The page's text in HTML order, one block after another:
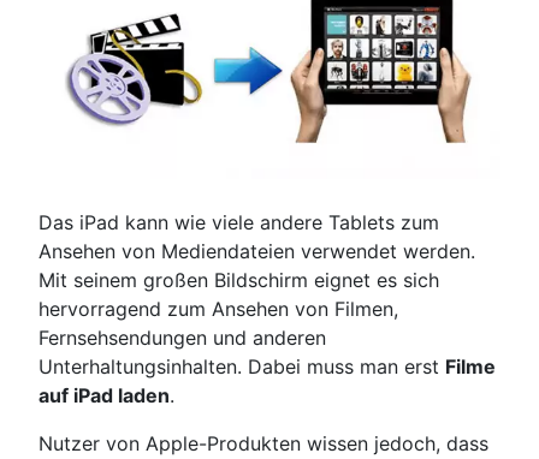
Das iPad kann wie viele andere Tablets zum
Ansehen von Mediendateien verwendet werden.
Mit seinem großen Bildschirm eignet es sich
hervorragend zum Ansehen von Filmen,
Fernsehsendungen und anderen
Unterhaltungsinhalten. Dabei muss man erst Filme
auf iPad laden.
Nutzer von Apple-Produkten wissen jedoch, dass